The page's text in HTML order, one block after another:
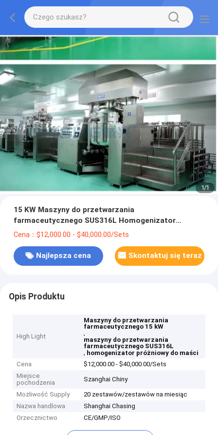
1/1
15 KW Maszyny do przetwarzania
farmaceutycznego SUS316L Homogenizator
próżniowy do maści
Cena：$12,000.00 - $40,000.00/Sets
Najlepsza cena Skontaktuj się teraz
Opis Produktu
High Light
Maszyny do przetwarzania
farmaceutycznego 15 kW
,
maszyny do przetwarzania
farmaceutycznego SUS316L
, homogenizator próżniowy do maści
Cena
$12,000.00 - $40,000.00/Sets
Miejsce
pochodzenia
Szanghai Chiny
Możliwość Supply
20 zestawów/zestawów na miesiąc
Nazwa handlowa
Shanghai Chasing
Orzecznictwo
CE/GMP/ISO